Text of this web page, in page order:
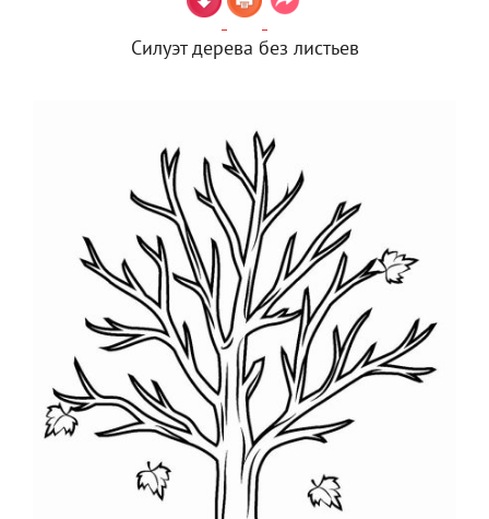
Силуэт дерева без листьев